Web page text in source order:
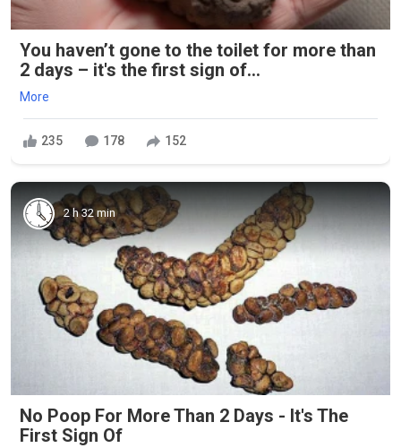
You haven’t gone to the toilet for more than
2 days – it's the first sign of...
More
235 178 152
2 h 32 min
No Poop For More Than 2 Days - It's The
First Sign Of